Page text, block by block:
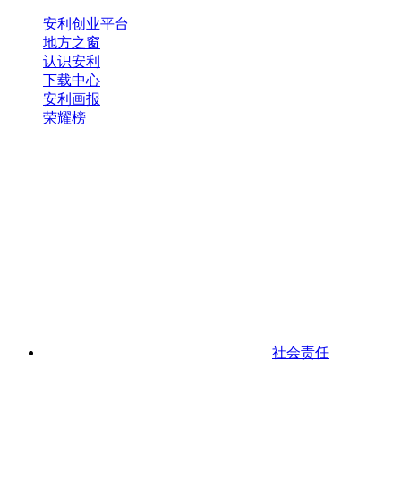
安利创业平台
地方之窗
认识安利
下载中心
安利画报
荣耀榜
社会责任